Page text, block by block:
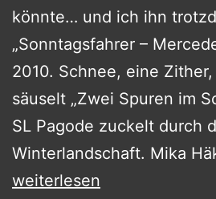
könnte… und ich ihn
„Sonntagsfahrer –
2010. Schnee, eine
säuselt „Zwei Spuren im
SL Pagode zuckelt durch
Winterlandschaft. Mika
weiterlesen